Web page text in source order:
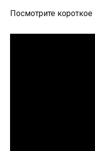
Посмотрите